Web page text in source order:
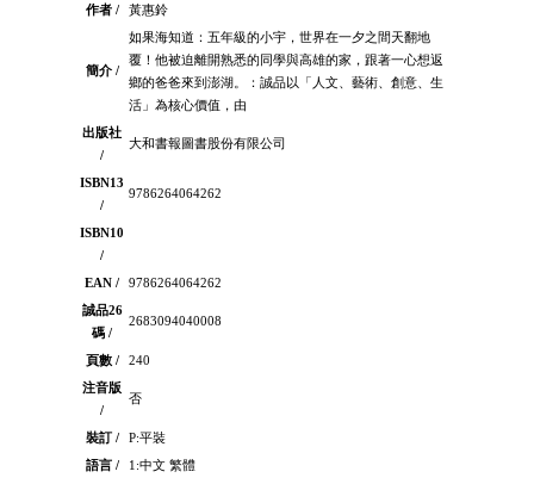
作者 /
黃惠鈴
簡介 /
如果海知道：五年級的小宇，世界在一夕之間天翻地
覆！他被迫離開熟悉的同學與高雄的家，跟著一心想返
鄉的爸爸來到澎湖。：誠品以「人文、藝術、創意、生
活」為核心價值，由
出版社
/
大和書報圖書股份有限公司
ISBN13
/
9786264064262
ISBN10
/
EAN /
9786264064262
誠品26
碼 /
2683094040008
頁數 /
240
注音版
/
否
裝訂 /
P:平裝
語言 /
1:中文 繁體